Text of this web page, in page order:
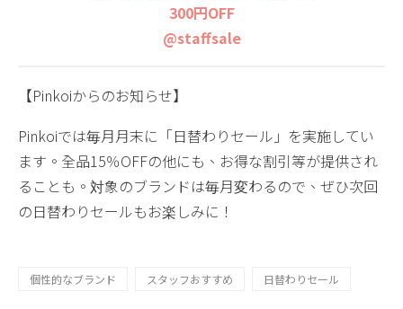
300円OFF
@staffsale
【Pinkoiからのお知らせ】
Pinkoiでは毎月月末に「日替わりセール」を実施してい
ます。全品15％OFFの他にも、お得な割引等が提供され
ることも。対象のブランドは毎月変わるので、ぜひ次回
の日替わりセールもお楽しみに！
個性的なブランド スタッフおすすめ 日替わりセール